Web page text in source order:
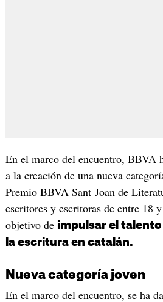
En el marco del encuentro, BBVA
a la creación de una nueva
Premio BBVA Sant Joan de
escritores y escritoras de entre 18
objetivo de impulsar el
la escritura en catalán.
Nueva categoría joven
En el marco del encuentro, se ha